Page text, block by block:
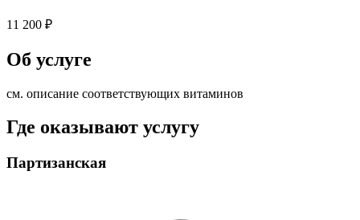
11 200 ₽
Об услуге
см. описание соответствующих витаминов
Где оказывают услугу
Партизанская